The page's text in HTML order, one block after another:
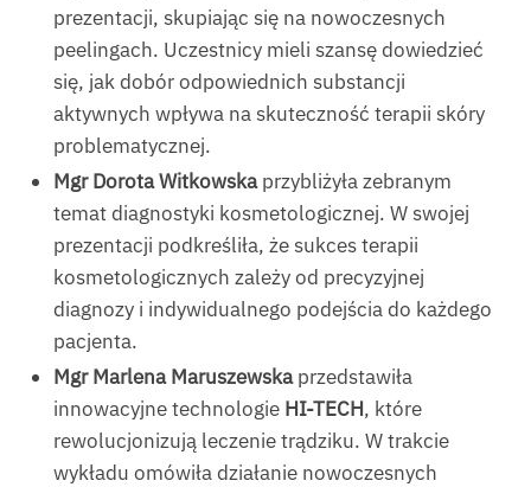
prezentacji, skupiając się na nowoczesnych
peelingach. Uczestnicy mieli szansę dowiedzieć
się, jak dobór odpowiednich substancji
aktywnych wpływa na skuteczność terapii skóry
problematycznej.
Mgr Dorota Witkowskaprzybliżyła zebranym
temat diagnostyki kosmetologicznej. W swojej
prezentacji podkreśliła, że sukces terapii
kosmetologicznych zależy od precyzyjnej
diagnozy i indywidualnego podejścia do każdego
pacjenta.
Mgr Marlena Maruszewskaprzedstawiła
innowacyjne technologie HI-TECH, które
rewolucjonizują leczenie trądziku. W trakcie
wykładu omówiła działanie nowoczesnych